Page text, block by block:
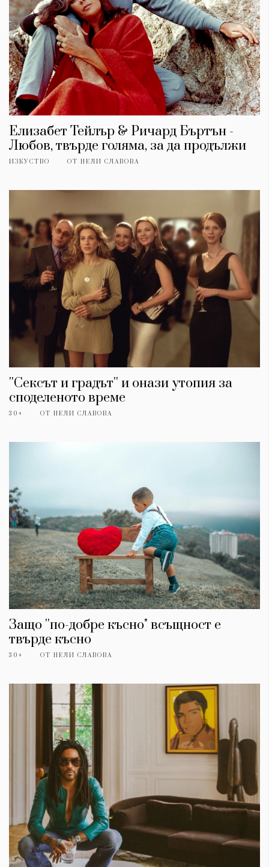
Елизабет Тейлър & Ричард Бъртън -
Любов, твърде голяма, за да продължи
ИЗКУСТВО ОТ НЕЛИ СЛАВОВА
''Сексът и градът'' и онази утопия за
споделеното време
30+ ОТ НЕЛИ СЛАВОВА
Защо ''по-добре късно" всъщност е
твърде късно
30+ ОТ НЕЛИ СЛАВОВА